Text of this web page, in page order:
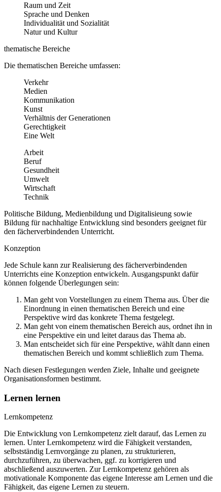
Raum und Zeit
Sprache und Denken
Individualität und Sozialität
Natur und Kultur
thematische Bereiche
Die thematischen Bereiche umfassen:
Verkehr
Medien
Kommunikation
Kunst
Verhältnis der Generationen
Gerechtigkeit
Eine Welt
Arbeit
Beruf
Gesundheit
Umwelt
Wirtschaft
Technik
Politische Bildung, Medienbildung und Digitalisieung sowie
Bildung für nachhaltige Entwicklung sind besonders geeignet für
den fächerverbindenden Unterricht.
Konzeption
Jede Schule kann zur Realisierung des fächerverbindenden
Unterrichts eine Konzeption entwickeln. Ausgangspunkt dafür
können folgende Überlegungen sein:
Man geht von Vorstellungen zu einem Thema aus. Über die
Einordnung in einen thematischen Bereich und eine
Perspektive wird das konkrete Thema festgelegt.
Man geht von einem thematischen Bereich aus, ordnet ihn in
eine Perspektive ein und leitet daraus das Thema ab.
Man entscheidet sich für eine Perspektive, wählt dann einen
thematischen Bereich und kommt schließlich zum Thema.
Nach diesen Festlegungen werden Ziele, Inhalte und geeignete
Organisationsformen bestimmt.
Lernen lernen
Lernkompetenz
Die Entwicklung von Lernkompetenz zielt darauf, das Lernen zu
lernen. Unter Lernkompetenz wird die Fähigkeit verstanden,
selbstständig Lernvorgänge zu planen, zu strukturieren,
durchzuführen, zu überwachen, ggf. zu korrigieren und
abschließend auszuwerten. Zur Lernkompetenz gehören als
motivationale Komponente das eigene Interesse am Lernen und die
Fähigkeit, das eigene Lernen zu steuern.